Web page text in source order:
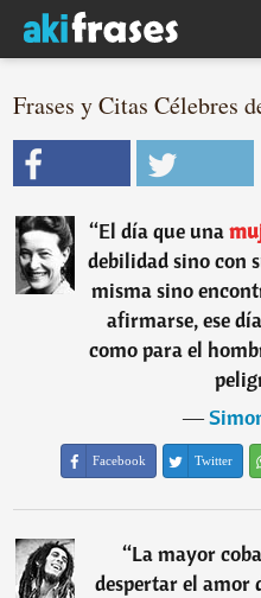
Frases y Citas Célebres
“El día que una
debilidad sino con
misma sino
afirmarse, ese
como para el
―
Facebook Twitter
“La mayor
despertar el amor